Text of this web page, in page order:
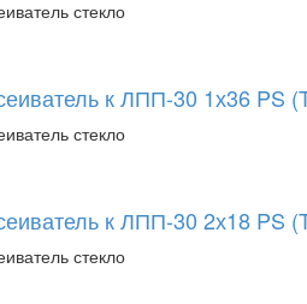
стекло
к ЛПП-30 1х36 PS
стекло
к ЛПП-30 2х18 PS
стекло